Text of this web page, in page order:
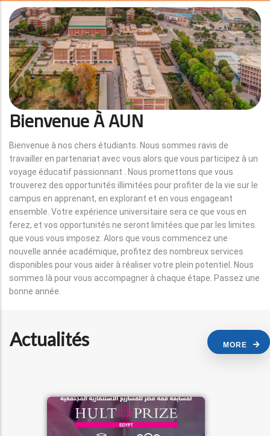
Bienvenue À AUN
Bienvenue à nos chers étudiants. Nous sommes ravis de
travailler en partenariat avec vous alors que vous participez à un
voyage éducatif passionnant . Nous promettons que vous
trouverez des opportunités illimitées pour profiter de la vie sur le
campus en apprenant, en explorant et en vous engageant
ensemble. Votre expérience universitaire sera ce que vous en
ferez, et vos opportunités ne seront limitées que par les limites
que vous vous imposez. Alors que vous commencez une
nouvelle année académique, profitez des nombreux services
disponibles pour vous aider à réaliser votre plein potentiel. Nous
sommes là pour vous accompagner à chaque étape. Passez une
bonne année.
Actualités MORE